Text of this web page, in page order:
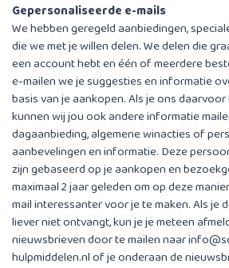
Gepersonaliseerde e-mails
We hebben geregeld aanbiedingen,
die we met je willen delen. We delen die
een account hebt en één of meerdere
e-mailen we je suggesties en informatie
basis van je aankopen. Als je ons
kunnen wij jou ook andere informatie
dagaanbieding, algemene winacties of
aanbevelingen en informatie. Deze
zijn gebaseerd op je aankopen en
maximaal 2 jaar geleden om op deze
mail interessanter voor je te maken. Als je
liever niet ontvangt, kun je je meteen
nieuwsbrieven door te mailen naar
hulpmiddelen.nlof je onderaan de